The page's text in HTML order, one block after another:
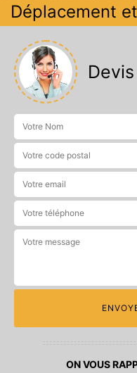
Déplacement
ON VOUS